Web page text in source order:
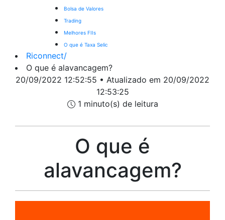
Bolsa de Valores
Trading
Melhores FIIs
O que é Taxa Selic
Riconnect/
O que é alavancagem?
20/09/2022 12:52:55 • Atualizado em 20/09/2022
12:53:25
1 minuto(s) de leitura
O que é
alavancagem?